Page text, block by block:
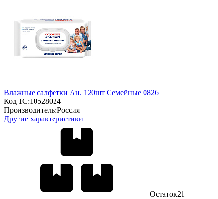
Влажные салфетки Ан. 120шт Семейные 0826
Код 1С:10528024
Производитель:Россия
Другие характеристики
Остаток21